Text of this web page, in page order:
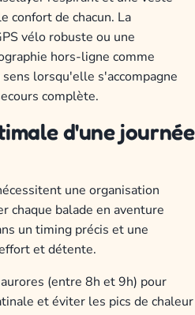
confort de chacun. La
vélo robuste ou une
hors-ligne comme
lorsqu'elle s'accompagne
complète.
d'une journée
une organisation
chaque balade en aventure
un timing précis et une
et détente.
(entre 8h et 9h) pour
et éviter les pics de chaleur